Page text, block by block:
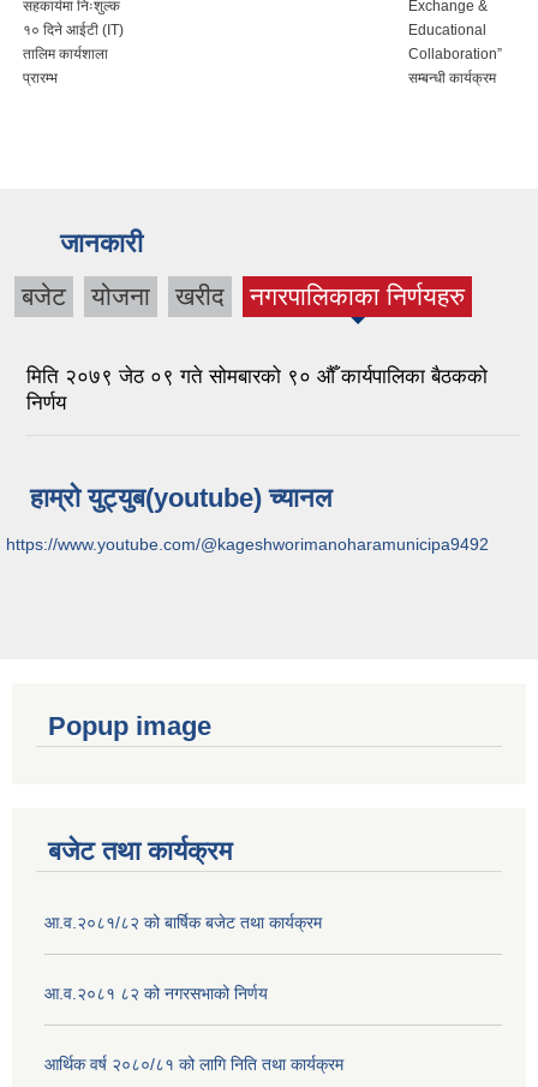
सहकार्यमा निःशुल्क
१० दिने आईटी (IT)
तालिम कार्यशाला
प्रारम्भ
Exchange &
Educational
Collaboration”
सम्बन्धी कार्यक्रम
जानकारी
बजेट योजना खरीद नगरपालिकाका निर्णयहरु
(active tab)
मिति २०७९ जेठ ०९ गते सोमबारको ९० औँ कार्यपालिका बैठकको
निर्णय
हाम्रो युट्युब(youtube) च्यानल
https://www.youtube.com/@kageshworimanoharamunicipa9492
Popup image
बजेट तथा कार्यक्रम
आ.व.२०८१/८२ को बार्षिक बजेट तथा कार्यक्रम
आ.व.२०८१ ८२ को नगरसभाको निर्णय
आर्थिक वर्ष २०८०/८१ को लागि निति तथा कार्यक्रम